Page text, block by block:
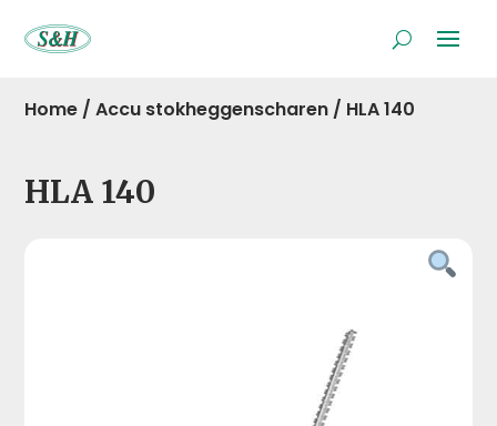
Home /Accu stokheggenscharen / HLA 140
HLA 140